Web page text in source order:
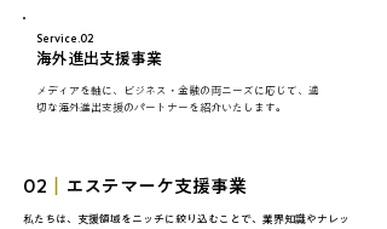
Service.02
海外進出支援事業
メディアを軸に、ビジネス・金融の両ニーズに応じて、適
切な海外進出支援のパートナーを紹介いたします。
02 エステマーケ支援事業
私たちは、支援領域をニッチに絞り込むことで、業界知識やナレッ